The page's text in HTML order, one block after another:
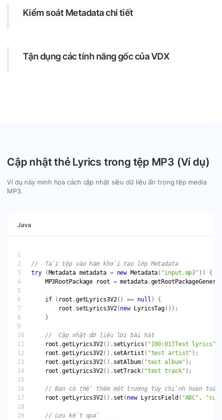
Kiểm soát Metadata chi tiết
cầu đặc biệt và xóa hoặc cập nhật chúng.
Tận dụng các tính năng gốc của VDX
Cập nhật thẻ Lyrics trong tệp MP3 (Ví dụ)
Ví dụ này minh họa cách cập nhật siêu dữ liệu ẩn trong tệp media
MP3.
Java
//  Tải tệp vào hàm khởi tạo lớp Metadata
try (Metadata metadata = new Metadata( "input.mp3"
MP3RootPackage
root = metadata.
if ( root .getLyrics3V2() == null
root . setLyrics3V2(new LyricsTag
//  Cập nhật dữ liệu lời bài hát
root .getLyrics3V2(). setLyrics ( "[00:01]Test lyrics"
root .getLyrics3V2(). setArtist ( "test artist"
root .getLyrics3V2(). setAlbum( "test album"
root .getLyrics3V2(). setTrack( "test track"
root .getLyrics3V2(). set ( new LyricsField ( "ABC" ,